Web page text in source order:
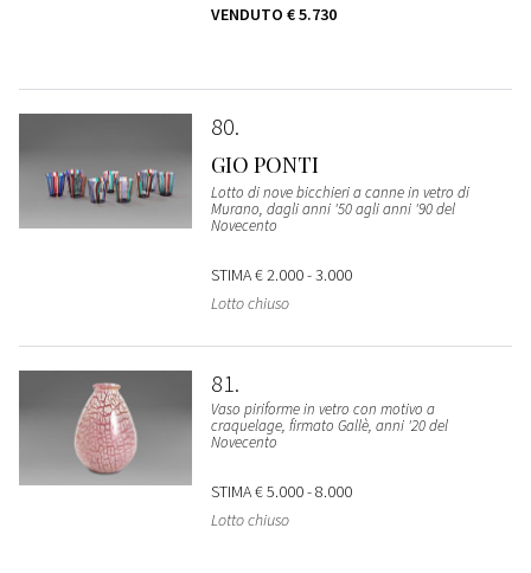
VENDUTO € 5.730
80
GIO PONTI
Lotto di nove bicchieri a canne in vetro di
Murano, dagli anni '50 agli anni '90 del
Novecento
STIMA€ 2.000 - 3.000
Lotto chiuso
81
Vaso piriforme in vetro con motivo a
craquelage, firmato Gallè, anni '20 del
Novecento
STIMA€ 5.000 - 8.000
Lotto chiuso